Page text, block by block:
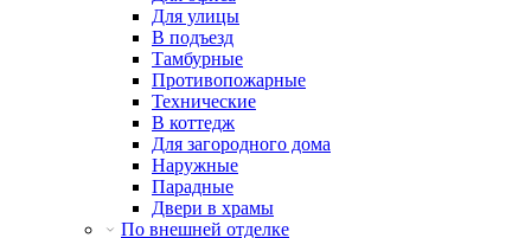
Для улицы
В подъезд
Тамбурные
Противопожарные
Технические
В коттедж
Для загородного дома
Наружные
Парадные
Двери в храмы
По внешней отделке